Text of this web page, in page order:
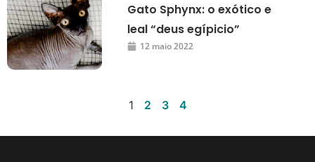
Gato Sphynx: o exótico e
leal “deus egípicio”
12 maio 2022
1 2 3 4